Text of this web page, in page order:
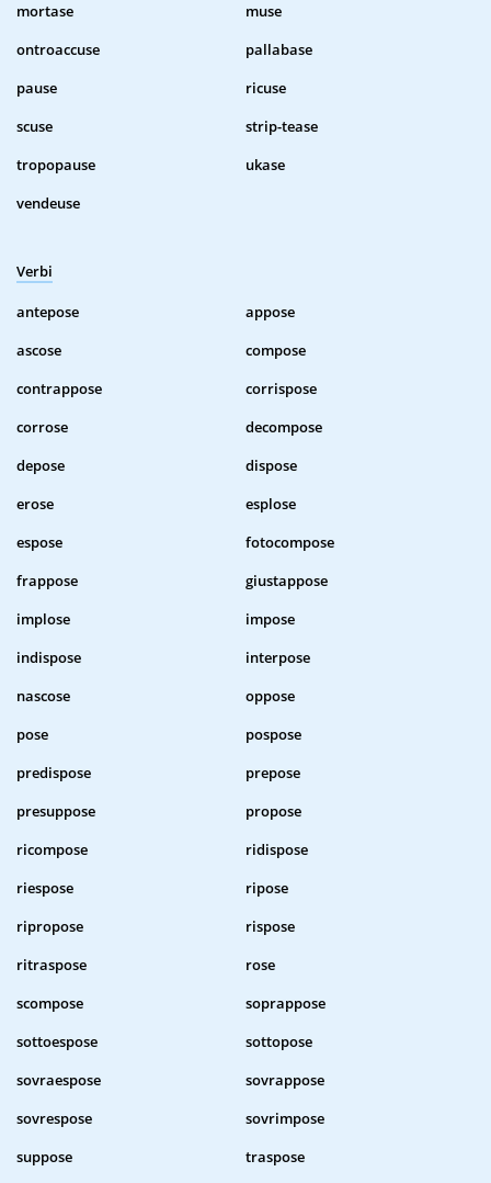
mortase
muse
ontroaccuse
pallabase
pause
ricuse
scuse
strip-tease
tropopause
ukase
vendeuse
Verbi
antepose
appose
ascose
compose
contrappose
corrispose
corrose
decompose
depose
dispose
erose
esplose
espose
fotocompose
frappose
giustappose
implose
impose
indispose
interpose
nascose
oppose
pose
pospose
predispose
prepose
presuppose
propose
ricompose
ridispose
riespose
ripose
ripropose
rispose
ritraspose
rose
scompose
soprappose
sottoespose
sottopose
sovraespose
sovrappose
sovrespose
sovrimpose
suppose
traspose